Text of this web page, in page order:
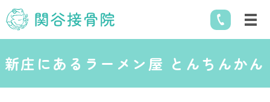
新庄にあるラーメン屋 とんちんかん